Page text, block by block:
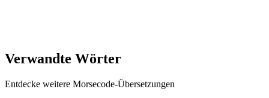
Verwandte Wörter
Entdecke weitere Morsecode-Übersetzungen